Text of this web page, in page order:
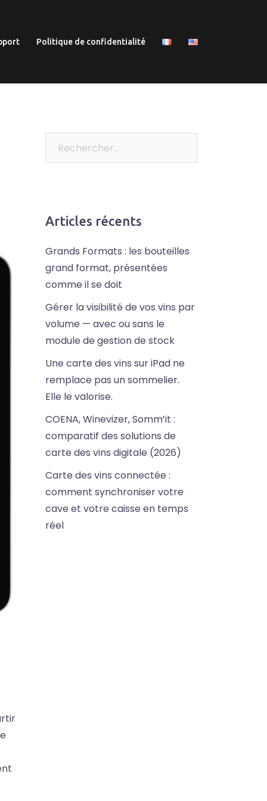
Politique de confidentialité
Articles récents
Grands Formats : les bouteilles
grand format, présentées
comme il se doit
Gérer la visibilité de vos vins par
volume — avec ou sans le
module de gestion de stock
Une carte des vins sur iPad ne
remplace pas un sommelier.
Elle le valorise.
COENA, Winevizer, Somm’it :
comparatif des solutions de
carte des vins digitale (2026)
Carte des vins connectée :
comment synchroniser votre
cave et votre caisse en temps
réel